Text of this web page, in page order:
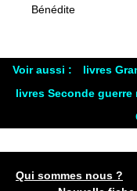
Bénédite
Voir aussi : livres
livres Seconde guerre
Qui sommes nous ?